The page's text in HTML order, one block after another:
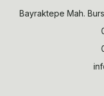
Bayraktepe Mah.